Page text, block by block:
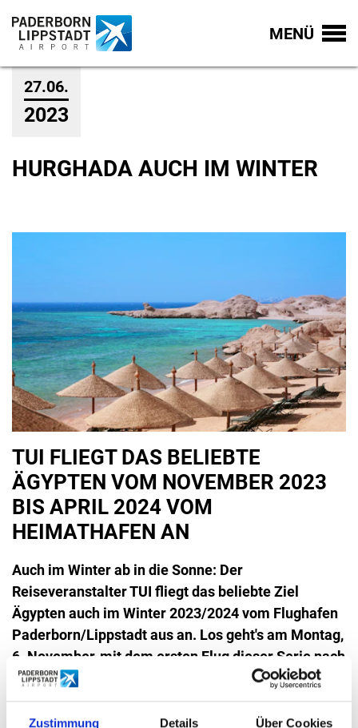
Zustimmung Details Über Cookies
MENÜ
27.06.
2023
HURGHADA AUCH IM WINTER
TUI FLIEGT DAS BELIEBTE
ÄGYPTEN VOM NOVEMBER 2023
BIS APRIL 2024 VOM
HEIMATHAFEN AN
Auch im Winter ab in die Sonne: Der
Reiseveranstalter TUI fliegt das beliebte Ziel
Ägypten auch im Winter 2023/2024 vom Flughafen
Paderborn/Lippstadt aus an. Los geht's am Montag,
6. November, mit dem ersten Flug dieser Serie nach
Hurghada. Der letzte Flug im Winter-Flugplan ist für
den 29. April 2024 vorgesehen.